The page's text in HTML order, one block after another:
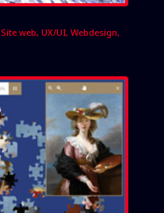
Site web, UX/UI, Webdesign,